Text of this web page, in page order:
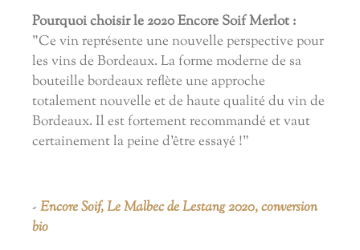
Pourquoi choisir le 2020 Encore Soif Merlot :
"Ce vin représente une nouvelle perspective pour
les vins de Bordeaux. La forme moderne de sa
bouteille bordeaux reflète une approche
totalement nouvelle et de haute qualité du vin de
Bordeaux. Il est fortement recommandé et vaut
certainement la peine d'être essayé !"
- Encore Soif, Le Malbec de Lestang 2020, conversion
bio